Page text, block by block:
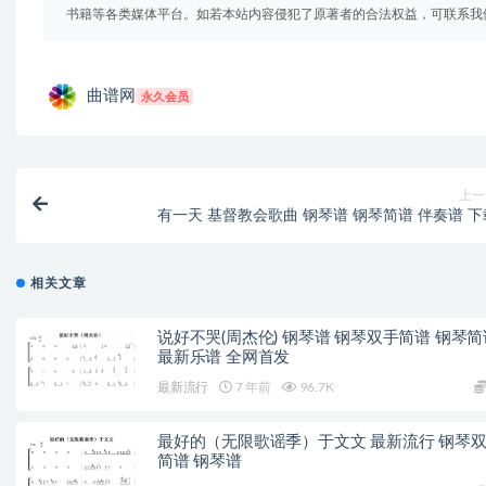
书籍等各类媒体平台。如若本站内容侵犯了原著者的合法权益，可联系
曲谱网 永久会员
上
有一天 基督教会歌曲 钢琴谱 钢琴简谱 伴奏谱 下
相关文章
说好不哭(周杰伦) 钢琴谱 钢琴双手简谱 钢琴简
最新乐谱 全网首发
最新流行 7 年前 96.7K
最好的（无限歌谣季）于文文 最新流行 钢琴
简谱 钢琴谱